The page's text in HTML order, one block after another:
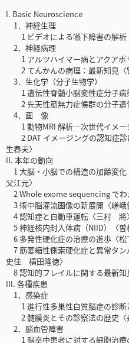
I. Basic Neuroscience
1．神経生理
1 ビデオによる嚥下障害の解析
2．神経病理
1 アルツハイマー病とアクアポ
2 てんかんの病理：最新知見〈
3．生化学（分子生物学）
1 遺伝性脊髄小脳変性症分子病
2 先天性筋無力症候群の分子遺
4．画 像
1 動物MRI 解析―次世代イメー
2 DAT イメージングの認知症
生春夫〉
II. 本年の動向
1 大脳・小脳での構造の加齢
父江元〉
2 Whole exome sequencing で
3 術中脳灌流画像の新展開〈嵯
4 認知症と自動車運転〈三村 將
5 神経核内封入体病（NIID）〈
6 多発性硬化症の治療の進歩〈
7 筋萎縮性側索硬化症と異常タン
史佳 横田隆徳〉
8 認知的フレイルに関する最新知
III. 各種疾患
1．感染症
1 進行性多巣性白質脳症の診断
2 髄膜炎とその診察法の歴史〈
2．脳血管障害
1 脳卒中患者に対する細胞治療